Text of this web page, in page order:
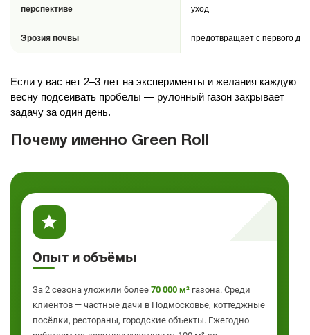
перспективе
уход
Эрозия почвы предотвращает с первого дня
Если у вас нет 2–3 лет на эксперименты и желания каждую
весну подсеивать пробелы — рулонный газон закрывает
задачу за один день.
Почему именно Green Roll
Опыт и объёмы
За 2 сезона уложили более 70 000 м²газона. Среди
клиентов — частные дачи в Подмосковье, коттеджные
посёлки, рестораны, городские объекты. Ежегодно